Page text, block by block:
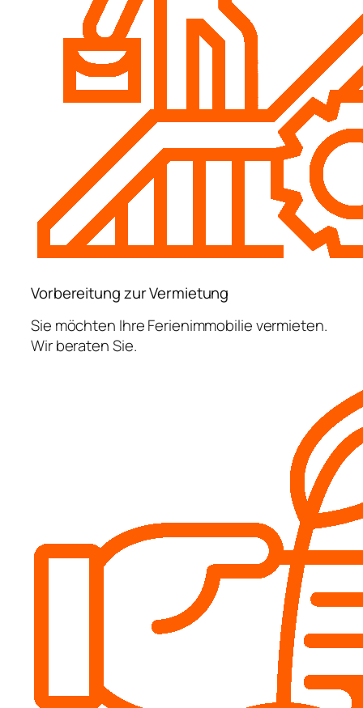
Vorbereitung zur Vermietung
Sie möchten Ihre Ferienimmobilie vermieten.
Wir beraten Sie.